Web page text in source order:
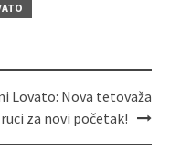
Lovato: Nova tetovaža
za novi početak!